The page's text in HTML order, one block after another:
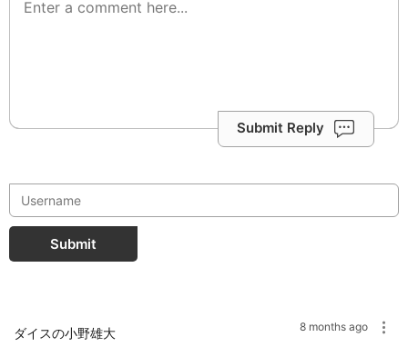
Submit Reply
Submit
8 months ago
ダイスの小野雄大